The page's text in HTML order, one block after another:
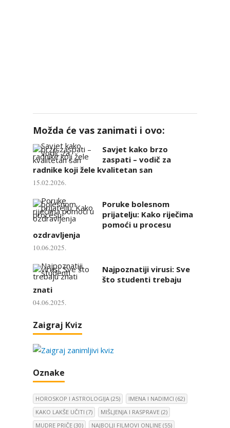
Možda će vas zanimati i ovo:
Savjet kako brzo
zaspati – vodič za
radnike koji žele kvalitetan san
15.02.2026.
Poruke bolesnom
prijatelju: Kako riječima
pomoći u procesu
ozdravljenja
10.06.2025.
Najpoznatiji virusi: Sve
što studenti trebaju
znati
04.06.2025.
Zaigraj Kviz
Oznake
HOROSKOP I ASTROLOGIJA (25) IMENA I NADIMCI (62)
KAKO LAKŠE UČITI (7) MIŠLJENJA I RASPRAVE (2)
MUDRE PRIČE (30) NAJBOLJI FILMOVI ONLINE (55)